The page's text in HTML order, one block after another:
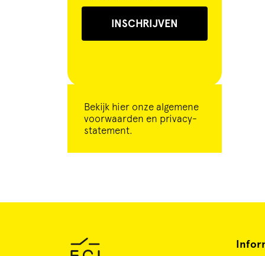
INSCHRIJVEN
Bekijk hier onze algemene
voorwaarden en privacy-
statement.